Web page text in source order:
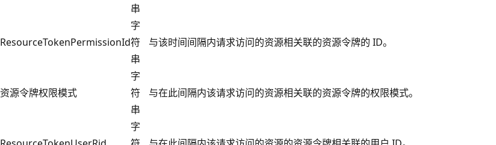
串
ResourceTokenPermissionId
字
符
串
与该时间间隔内请求访问的资源相关联的资源令牌的 ID。
资源令牌权限模式
字
符
串
与在此间隔内该请求访问的资源相关联的资源令牌的权限模式。
字